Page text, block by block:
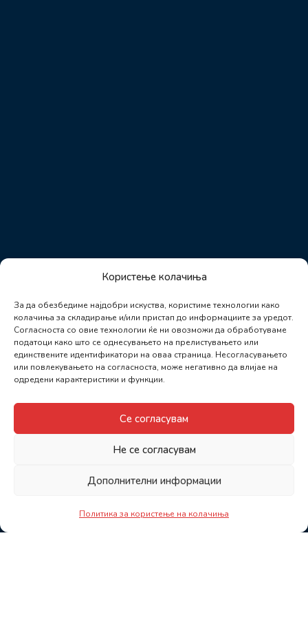
Користење колачиња
За да обезбедиме најдобри искуства, користиме технологии како
колачиња за складирање и/или пристап до информациите за уредот.
Согласноста со овие технологии ќе ни овозможи да обработуваме
податоци како што се однесувањето на прелистувањето или
единствените идентификатори на оваа страница. Несогласувањето
или повлекувањето на согласноста, може негативно да влијае на
одредени карактеристики и функции.
Се согласувам
Не се согласувам
Дополнителни информации
Политика за користење на колачиња